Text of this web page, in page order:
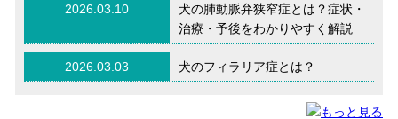
2026.03.10
犬の肺動脈弁狭窄症とは？症状・
治療・予後をわかりやすく解説
2026.03.03 犬のフィラリア症とは？